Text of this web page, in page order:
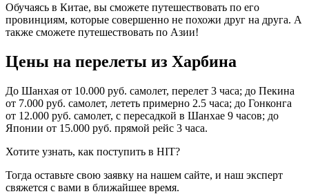
Обучаясь в Китае, вы сможете путешествовать по его
провинциям, которые совершенно не похожи друг на друга. А
также сможете путешествовать по Азии!
Цены на перелеты из Харбина
До Шанхая от 10.000 руб. самолет, перелет 3 часа; до Пекина
от 7.000 руб. самолет, лететь примерно 2.5 часа; до Гонконга
от 12.000 руб. самолет, с пересадкой в Шанхае 9 часов; до
Японии от 15.000 руб. прямой рейс 3 часа.
Хотите узнать, как поступить в HIT?
Тогда оставьте свою заявку на нашем сайте, и наш эксперт
свяжется с вами в ближайшее время.